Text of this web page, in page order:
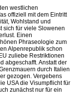
westlichen
offiziell mit dem Eintritt
Wohlstand und
sich für viele Slowenen
Einen
Phraseologie zum
Alpenrepublik schon
zuliebe Restriktionen
abgeschafft. Anstatt der
durch Italien
gezogen. Vergebens
USA die Visumpflicht für
zunächst nur für ein